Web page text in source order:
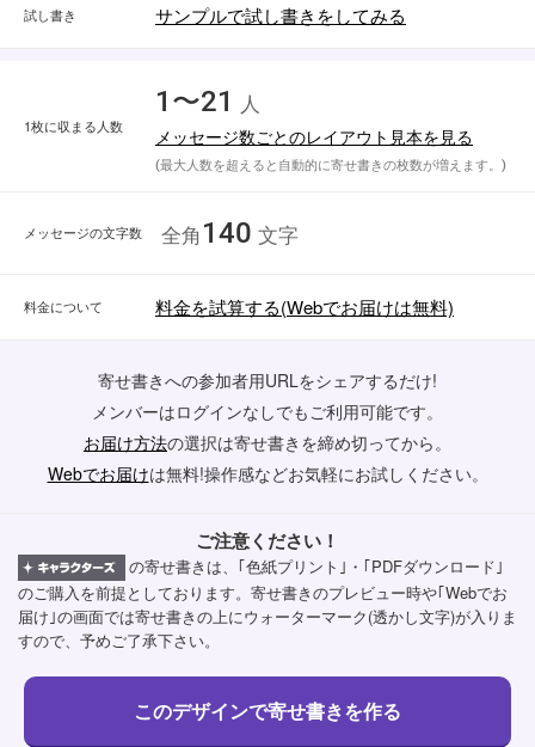
試し書き サンプルで試し書きをしてみる
1枚に収まる人数
1〜21 人
メッセージ数ごとのレイアウト見本を見る
(最大人数を超えると自動的に寄せ書きの枚数が増えます。)
メッセージの文字数 全角 140 文字
料金について 料金を試算する(Webでお届けは無料)
寄せ書きへの参加者用URLをシェアするだけ!
メンバーはログインなしでもご利用可能です。
お届け方法の選択は寄せ書きを締め切ってから。
Webでお届けは無料!操作感などお気軽にお試しください。
ご注意ください！
の寄せ書きは、｢色紙プリント｣・｢PDFダウンロード｣
のご購入を前提としております。寄せ書きのプレビュー時や｢Webでお
届け｣の画面では寄せ書きの上にウォーターマーク(透かし文字)が入りま
すので、予めご了承下さい。